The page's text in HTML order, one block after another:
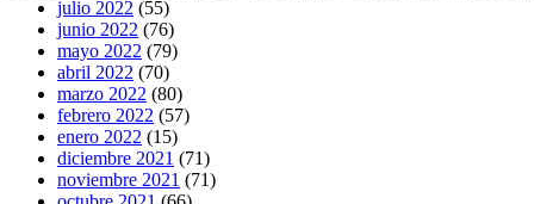
julio 2022 (55)
junio 2022 (76)
mayo 2022 (79)
abril 2022 (70)
marzo 2022 (80)
febrero 2022 (57)
enero 2022 (15)
diciembre 2021 (71)
noviembre 2021 (71)